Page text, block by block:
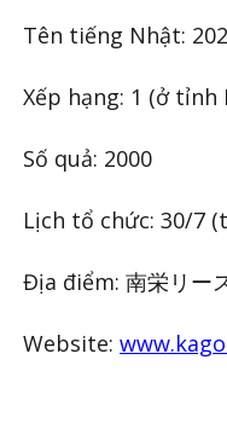
Tên tiếng Nhật:
Xếp hạng: 1 (ở tỉnh
Số quả: 2000
Lịch tổ chức: 30/7
Địa điểm: 南栄リー
Website: